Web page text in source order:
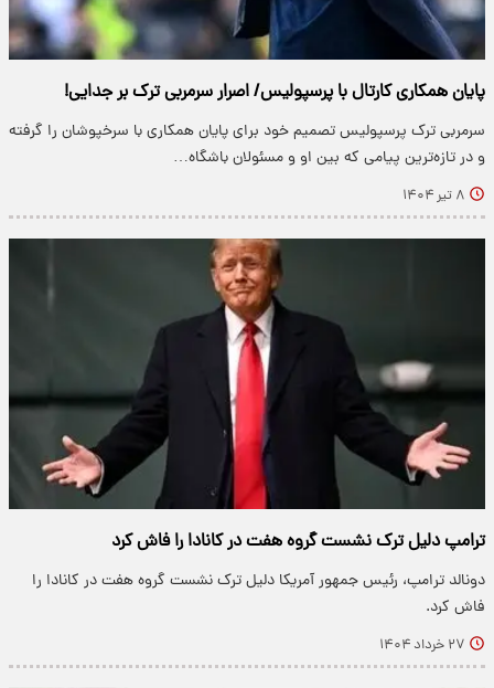
پایان همکاری کارتال با پرسپولیس/ اصرار سرمربی ترک بر جدایی!
سرمربی ترک پرسپولیس تصمیم خود برای پایان همکاری با سرخپوشان را گرفته
و در تازه‌ترین پیامی که بین او و مسئولان باشگاه…
۸ تیر ۱۴۰۴
ترامپ دلیل ترک نشست گروه هفت در کانادا را فاش کرد
دونالد ترامپ، رئیس جمهور آمریکا دلیل ترک نشست گروه هفت در کانادا را
فاش کرد.
۲۷ خرداد ۱۴۰۴